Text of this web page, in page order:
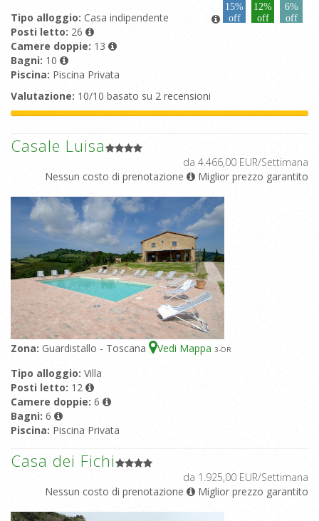
15%
off
12%
off
6%
off
Tipo alloggio: Casa indipendente
Posti letto: 26
Camere doppie: 13
Bagni: 10
Piscina: Piscina Privata
Valutazione: 10/10 basato su 2 recensioni
Casale Luisa
da 4.466,00 EUR/Settimana
Nessun costo di prenotazione
Miglior prezzo garantito
Zona: Guardistallo - Toscana Vedi Mappa 3-OR
Tipo alloggio: Villa
Posti letto: 12
Camere doppie: 6
Bagni: 6
Piscina: Piscina Privata
Casa dei Fichi
da 1.925,00 EUR/Settimana
Nessun costo di prenotazione
Miglior prezzo garantito